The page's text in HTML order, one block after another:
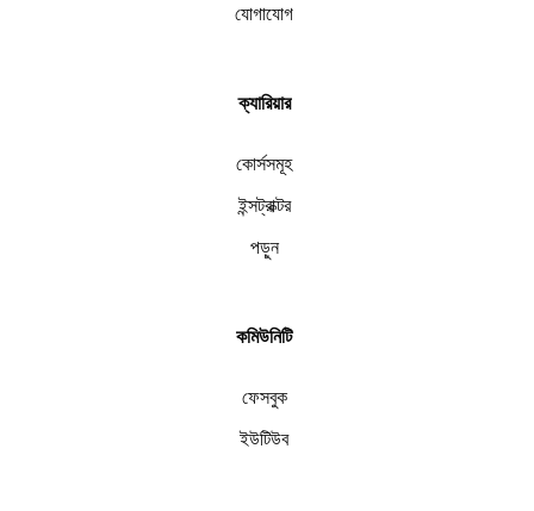
যোগাযোগ
ক্যারিয়ার
কোর্সসমূহ
ইন্সট্রাক্টর
পড়ুন
কমিউনিটি
ফেসবুক
ইউটিউব